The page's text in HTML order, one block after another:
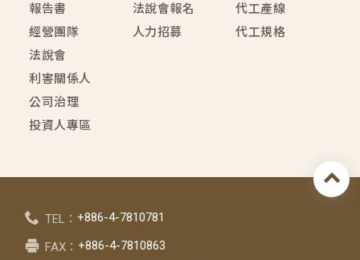
報告書
經營團隊
法說會
利害關係人
公司治理
投資人專區
法說會報名
人力招募
代工產線
代工規格
TEL：+886-4-7810781
FAX：+886-4-7810863